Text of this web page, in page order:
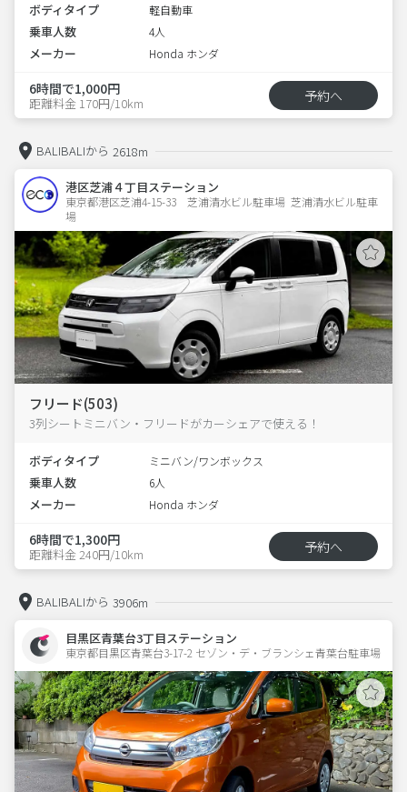
ボディタイプ 軽自動車
乗車人数 4人
メーカー Honda ホンダ
6時間で1,000円
距離料金 170円/10km 予約へ
BALIBALIから 2618m
港区芝浦４丁目ステーション
東京都港区芝浦4-15-33　芝浦清水ビル駐車場  芝浦清水ビル駐車
場
フリード(503)
3列シートミニバン・フリードがカーシェアで使える！
ボディタイプ ミニバン/ワンボックス
乗車人数 6人
メーカー Honda ホンダ
6時間で1,300円
距離料金 240円/10km 予約へ
BALIBALIから 3906m
目黒区青葉台3丁目ステーション
東京都目黒区青葉台3-17-2 セゾン・デ・ブランシェ青葉台駐車場